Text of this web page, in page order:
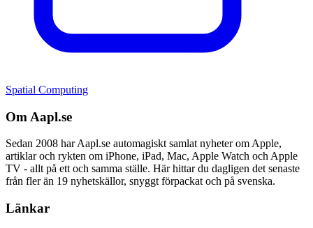
Spatial Computing
Om Aapl.se
Sedan 2008 har Aapl.se automagiskt samlat nyheter om Apple,
artiklar och rykten om iPhone, iPad, Mac, Apple Watch och Apple
TV - allt på ett och samma ställe. Här hittar du dagligen det senaste
från fler än 19 nyhetskällor, snyggt förpackat och på svenska.
Länkar